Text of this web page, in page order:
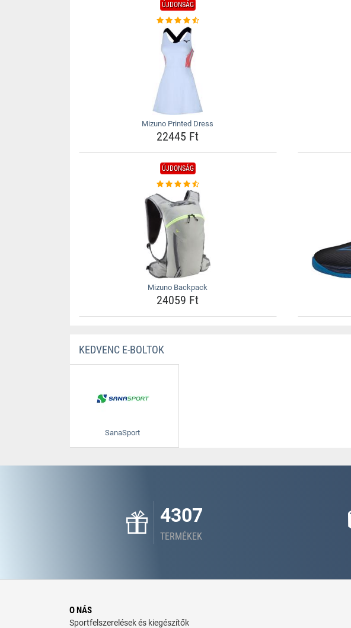
ÚJDONSÁG
Mizuno Printed Dress
22445 Ft
ÚJDONSÁG
Mizuno Backpack
24059 Ft
KEDVENC E-BOLTOK
SanaSport
4307
TERMÉKEK
O NÁS
Sportfelszerelések és kiegészítők